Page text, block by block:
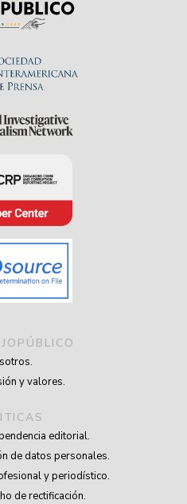
y valores.
editorial.
de datos personales.
y periodístico.
de rectificación.